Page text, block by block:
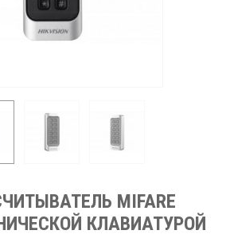
MIFARE
КЛАВИАТУРОЙ